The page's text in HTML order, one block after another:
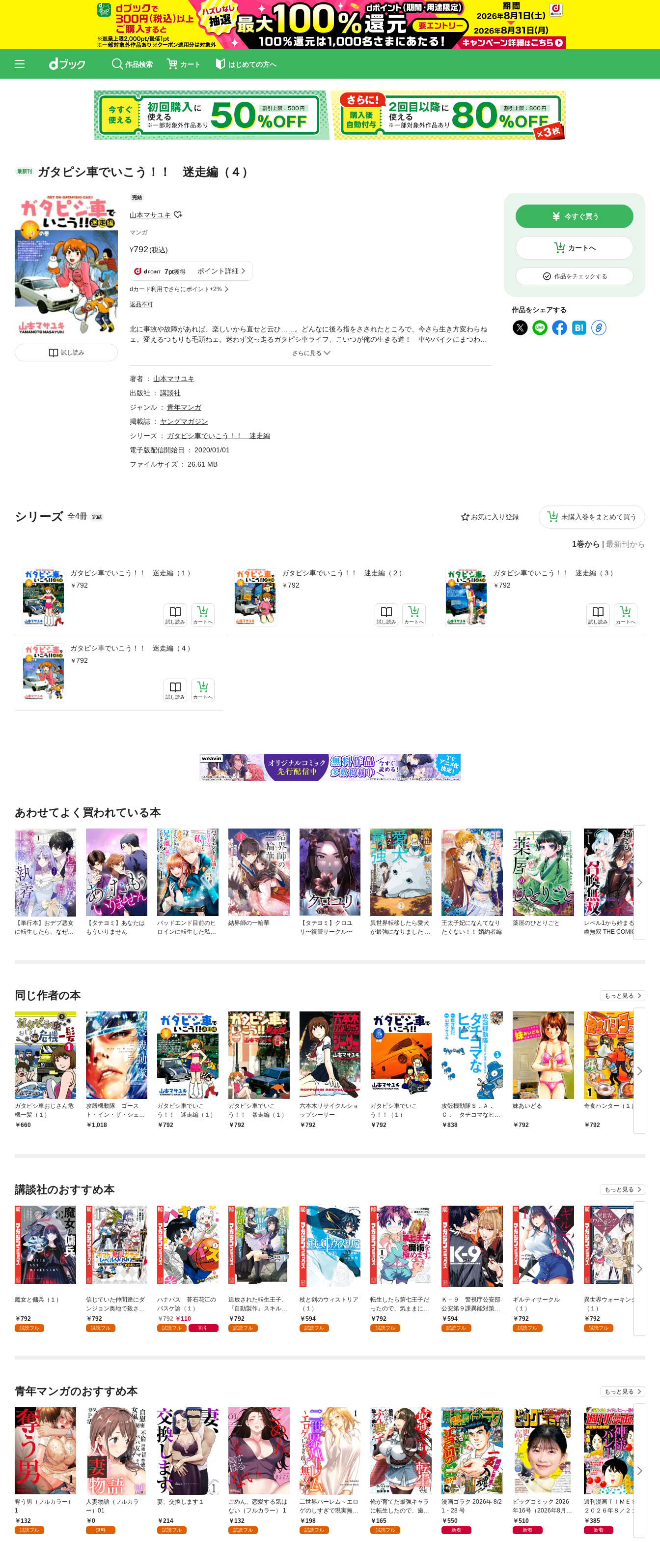
作品検索 カート はじめての方へ
最新刊 ガタピシ車でいこう！！ 迷走編（４）
試し読み
完結
山本マサユキ
マンガ
792(税込)
7pt獲得 ポイント詳細
dカード利用でさらにポイント+2%
返品不可
カートへ
今すぐ買う
作品をチェックする
作品をシェアする
シリーズ 全4冊 完結 お気に入り登録 未購入巻をまとめて買う
1巻から 最新刊から
ガタピシ車でいこう！！ 迷走編（１）
792
試し読み カートへ
ガタピシ車でいこう！！ 迷走編（２）
792
試し読み カートへ
ガタピシ車でいこう！！ 迷走編（３）
792
試し読み カートへ
ガタピシ車でいこう！！ 迷走編（４）
792
試し読み カートへ
北に事故や故障があれば、楽しいから直せと云ひ……。どんなに後ろ指をさされたところで、今さら生き方変わらね
ェ。変えるつもりも毛頭ねェ。迷わず突っ走るガタピシ車ライフ、こいつが俺の生きる道！ 車やバイクにまつわる
あんな人こんな人。皆、自分の道を突っ走り、迷走編完結！ 今回も大充実の大盛りおまけは、恒例のエッセイ・記
著者
山本マサユキ
出版社
講談社
ジャンル
青年マンガ
掲載誌
ヤングマガジン
シリーズ
ガタピシ車でいこう！！ 迷走編
電子版配信開始日
2020/01/01
ファイルサイズ
26.61 MB
あわせてよく買われている本
【単行本】おデブ悪女
に転生したら、なぜか
【タテヨミ】あなたは
もういりません
バッドエンド目前のヒ
ロインに転生した私、
結界師の一輪華
【タテヨミ】クロユ
リ〜復讐サークル〜
異世界転移したら愛犬
が最強になりました ～
王太子妃になんてなり
たくない！！ 婚約者編
薬屋のひとりごと
レベル1から始まる召
喚無双 THE COMIC
同じ作者の本 もっと見る
ガタピシ車おじさん危
機一髪（１）
660
攻殻機動隊 ゴース
ト・イン・ザ・シェ
ル コミックトリビュ
1,018
ガタピシ車でいこ
う！！ 迷走編（１）
792
ガタピシ車でいこ
う！！ 暴走編（１）
792
六本木リサイクルショ
ップシーサー
792
ガタピシ車でいこ
う！！（１）
792
攻殻機動隊Ｓ．Ａ．
Ｃ． タチコマなヒビ
（１）
838
妹あいどる
792
奇食ハンター（１）
792
講談社のおすすめ本 もっと見る
魔女と傭兵（１）
792
試読フル
信じていた仲間達にダ
ンジョン奥地で殺され
かけたがギフト『無限
ガチャ』でレベル９９
792
試読フル
ハナバス 苔石花江の
バスケ論（１）
792
110
試読フル 割引
追放された転生王子、
『自動製作』スキルで
領地を爆速で開拓し最
強の村を作ってしまう
792
試読フル
杖と剣のウィストリア
（１）
594
試読フル
転生したら第七王子だ
ったので、気ままに魔
術を極めます（１）
792
試読フル
Ｋ－９ 警視庁公安部
公安第９課異能対策係
（１）
594
試読フル
ギルティサークル
（１）
792
試読フル
異世界ウォーキング
（１）
792
試読フル
青年マンガのおすすめ本 もっと見る
奪う男（フルカラー）
1
132
試読フル
人妻物語（フルカラ
ー）01
0
無料
妻、交換します１
214
試読フル
ごめん、恋愛する気は
ない（フルカラー） 1
132
試読フル
二世界ハーレム～エロ
ゲのしすぎで現実無双
～１198
試読フル
俺が育てた最強キャラ
に転生したので、歯向
かうヤツはすべてぶん
殴って生きる事にしま
165
試読フル
漫画ゴラク 2026年 8/2
1・28 号
550
新着
ビッグコミック 2026
年16号（2026年8月7
日発売）
510
新着
週刊漫画ＴＩＭＥＳ
２０２６年８／２１・
２８合併号
385
新着